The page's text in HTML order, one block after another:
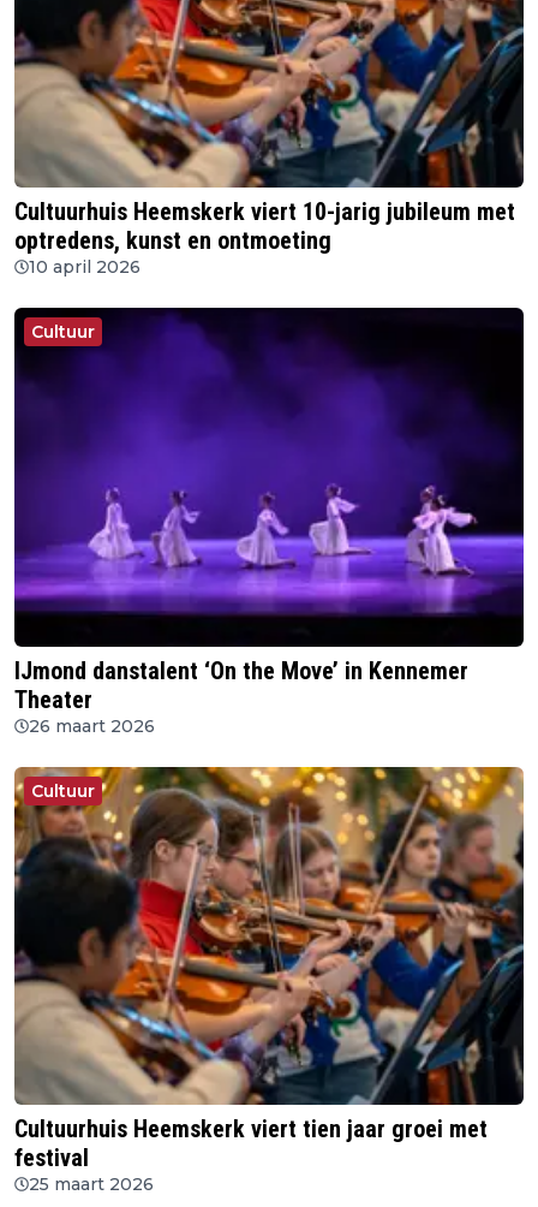
Cultuurhuis Heemskerk viert 10-jarig jubileum met
optredens, kunst en ontmoeting
10 april 2026
Cultuur
IJmond danstalent ‘On the Move’ in Kennemer
Theater
26 maart 2026
Cultuur
Cultuurhuis Heemskerk viert tien jaar groei met
festival
25 maart 2026